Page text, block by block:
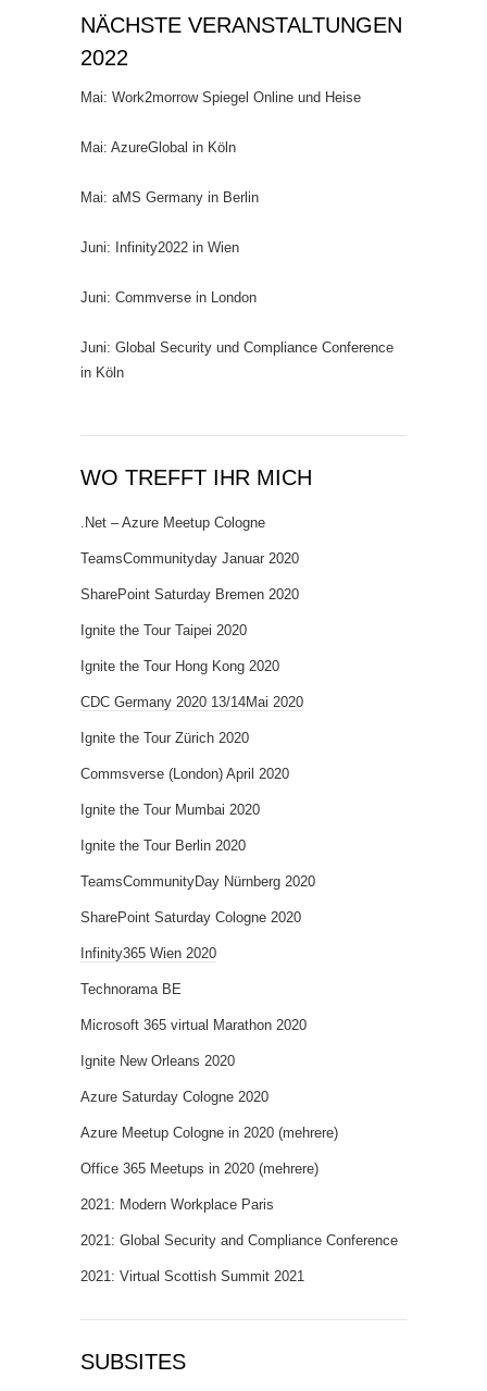
NÄCHSTE VERANSTALTUNGEN
2022
Mai: Work2morrow Spiegel Online und Heise
Mai: AzureGlobal in Köln
Mai: aMS Germany in Berlin
Juni: Infinity2022 in Wien
Juni: Commverse in London
Juni: Global Security und Compliance Conference
in Köln
WO TREFFT IHR MICH
.Net – Azure Meetup Cologne
TeamsCommunityday Januar 2020
SharePoint Saturday Bremen 2020
Ignite the Tour Taipei 2020
Ignite the Tour Hong Kong 2020
CDC Germany 2020 13/14Mai 2020
Ignite the Tour Zürich 2020
Commsverse (London) April 2020
Ignite the Tour Mumbai 2020
Ignite the Tour Berlin 2020
TeamsCommunityDay Nürnberg 2020
SharePoint Saturday Cologne 2020
Infinity365 Wien 2020
Technorama BE
Microsoft 365 virtual Marathon 2020
Ignite New Orleans 2020
Azure Saturday Cologne 2020
Azure Meetup Cologne in 2020 (mehrere)
Office 365 Meetups in 2020 (mehrere)
2021: Modern Workplace Paris
2021: Global Security and Compliance Conference
2021: Virtual Scottish Summit 2021
SUBSITES